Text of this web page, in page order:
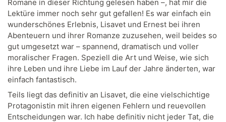
Romane in dieser Richtung gelesen haben –, hat mir die
Lektüre immer noch sehr gut gefallen! Es war einfach ein
wunderschönes Erlebnis, Lisavet und Ernest bei ihren
Abenteuern und ihrer Romanze zuzusehen, weil beides so
gut umgesetzt war – spannend, dramatisch und voller
moralischer Fragen. Speziell die Art und Weise, wie sich
ihre Leben und ihre Liebe im Lauf der Jahre änderten, war
einfach fantastisch.
Teils liegt das definitiv an Lisavet, die eine vielschichtige
Protagonistin mit ihren eigenen Fehlern und reuevollen
Entscheidungen war. Ich habe definitiv nicht jeder Tat, die